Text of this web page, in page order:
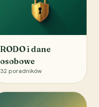
RODO i dane
osobowe
32 poradników